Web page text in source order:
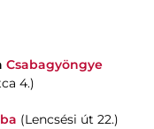
Csabagyöngye
4.)
(Lencsési út 22.)